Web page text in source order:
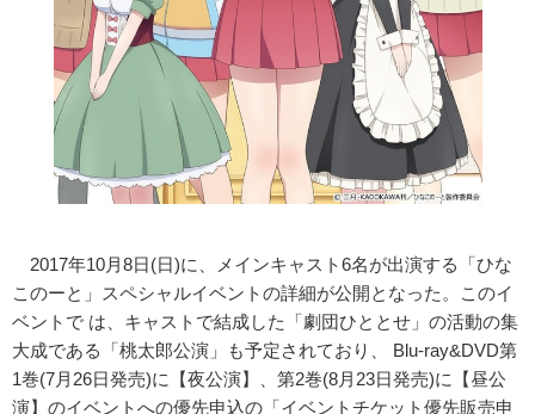
2017年10月8日(日)に、メインキャスト6名が出演する「ひな
このーと」スペシャルイベントの詳細が公開となった。このイ
ベントで は、キャストで結成した「劇団ひととせ」の活動の集
大成である「桃太郎公演」も予定されており、 Blu-ray&DVD第
1巻(7月26日発売)に【夜公演】、第2巻(8月23日発売)に【昼公
演】のイベントへの優先申込の「イベントチケット優先販売申